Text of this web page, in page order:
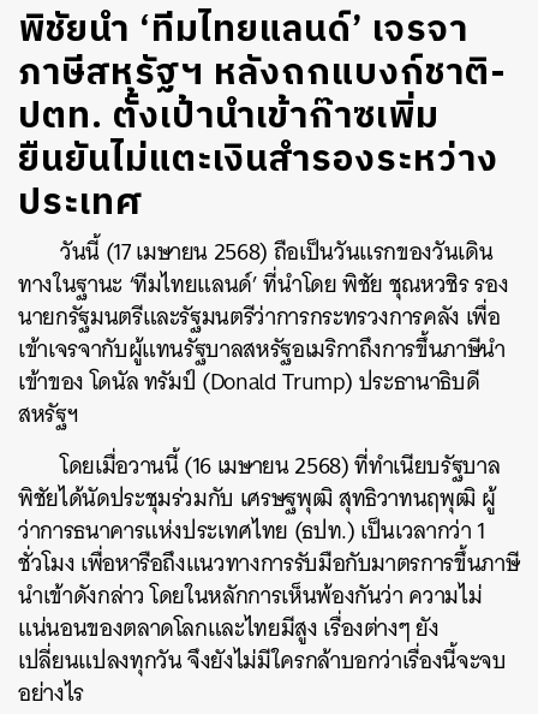
พิชัยนำ ‘ทีมไทยแลนด์’ เจรจา
ภาษีสหรัฐฯ หลังถกแบงก์ชาติ-
ปตท. ตั้งเป้านำเข้าก๊าซเพิ่ม
ยืนยันไม่แตะเงินสำรองระหว่าง
ประเทศ
วันนี้ (17 เมษายน 2568) ถือเป็นวันแรกของวันเดิน
ทางในฐานะ ‘ทีมไทยแลนด์’ ที่นำโดย พิชัย ชุณหวชิร รอง
นายกรัฐมนตรีและรัฐมนตรีว่าการกระทรวงการคลัง เพื่อ
เข้าเจรจากับผู้แทนรัฐบาลสหรัฐอเมริกาถึงการขึ้นภาษีนำ
เข้าของ โดนัล ทรัมป์ (Donald Trump) ประธานาธิบดี
สหรัฐฯ
โดยเมื่อวานนี้ (16 เมษายน 2568) ที่ทำเนียบรัฐบาล
พิชัยได้นัดประชุมร่วมกับ เศรษฐพุฒิ สุทธิวาทนฤพุฒิ ผู้
ว่าการธนาคารแห่งประเทศไทย (ธปท.) เป็นเวลากว่า 1
ชั่วโมง เพื่อหารือถึงแนวทางการรับมือกับมาตรการขึ้นภาษี
นำเข้าดังกล่าว โดยในหลักการเห็นพ้องกันว่า ความไม่
แน่นอนของตลาดโลกและไทยมีสูง เรื่องต่างๆ ยัง
เปลี่ยนแปลงทุกวัน จึงยังไม่มีใครกล้าบอกว่าเรื่องนี้จะจบ
อย่างไร